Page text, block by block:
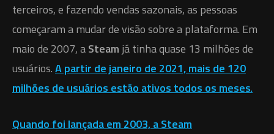
terceiros, e fazendo vendas sazonais, as pessoas
começaram a mudar de visão sobre a plataforma. Em
maio de 2007, aSteam já tinha quase 13 milhões de
usuários. ‎‎A partir de janeiro de 2021, mais de 120
milhões de usuários estão ativos todos os meses.‎
‎Quando foi lançada em 2003, a Steam